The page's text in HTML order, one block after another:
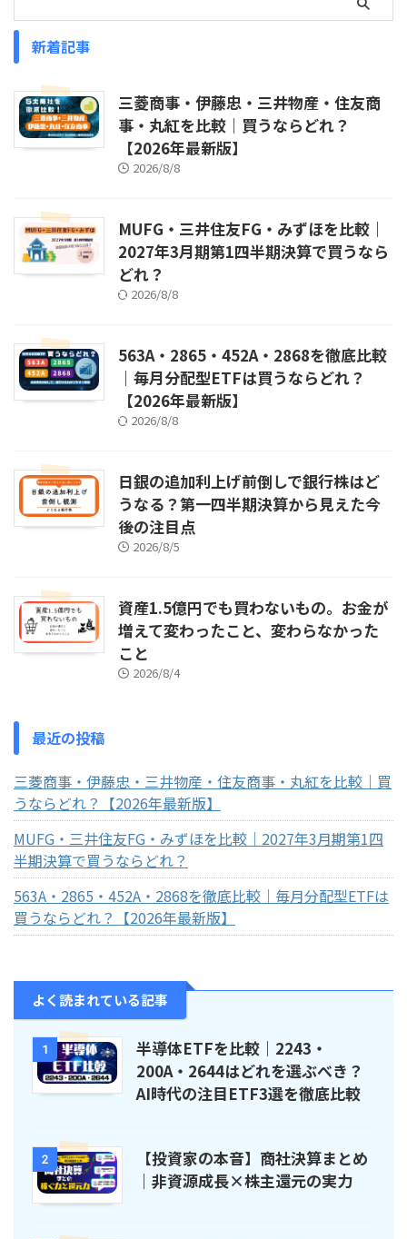
新着記事
三菱商事・伊藤忠・三井物産・住友商
事・丸紅を比較｜買うならどれ？
【2026年最新版】
2026/8/8
MUFG・三井住友FG・みずほを比較｜
2027年3月期第1四半期決算で買うなら
どれ？
2026/8/8
563A・2865・452A・2868を徹底比較
｜毎月分配型ETFは買うならどれ？
【2026年最新版】
2026/8/8
日銀の追加利上げ前倒しで銀行株はど
うなる？第一四半期決算から見えた今
後の注目点
2026/8/5
資産1.5億円でも買わないもの。お金が
増えて変わったこと、変わらなかった
こと
2026/8/4
最近の投稿
三菱商事・伊藤忠・三井物産・住友商事・丸紅を比較｜買
うならどれ？【2026年最新版】
MUFG・三井住友FG・みずほを比較｜2027年3月期第1四
半期決算で買うならどれ？
563A・2865・452A・2868を徹底比較｜毎月分配型ETFは
買うならどれ？【2026年最新版】
よく読まれている記事
1
半導体ETFを比較｜2243・
200A・2644はどれを選ぶべき？
AI時代の注目ETF3選を徹底比較
2
【投資家の本音】商社決算まとめ
｜非資源成長×株主還元の実力